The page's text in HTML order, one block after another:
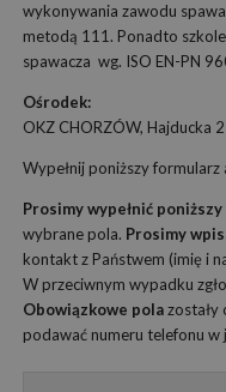
wykonywania zawodu
metodą 111. Ponadto
spawacza wg. ISO EN-PN
Ośrodek:
OKZ CHORZÓW, Hajducka
Wypełnij poniższy formularz
Prosimy wypełnić
wybrane pola. Prosimy
kontakt z Państwem (imię i
W przeciwnym wypadku
Obowiązkowe polazostały
podawać numeru telefonu w